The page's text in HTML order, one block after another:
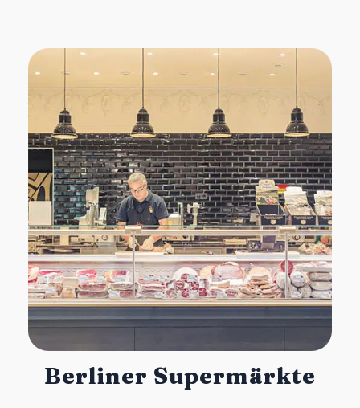
Berliner Supermärkte